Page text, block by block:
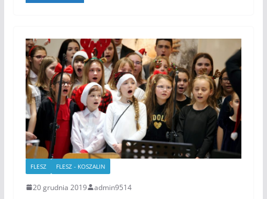
FLESZ FLESZ - KOSZALIN
20 grudnia 2019 admin9514